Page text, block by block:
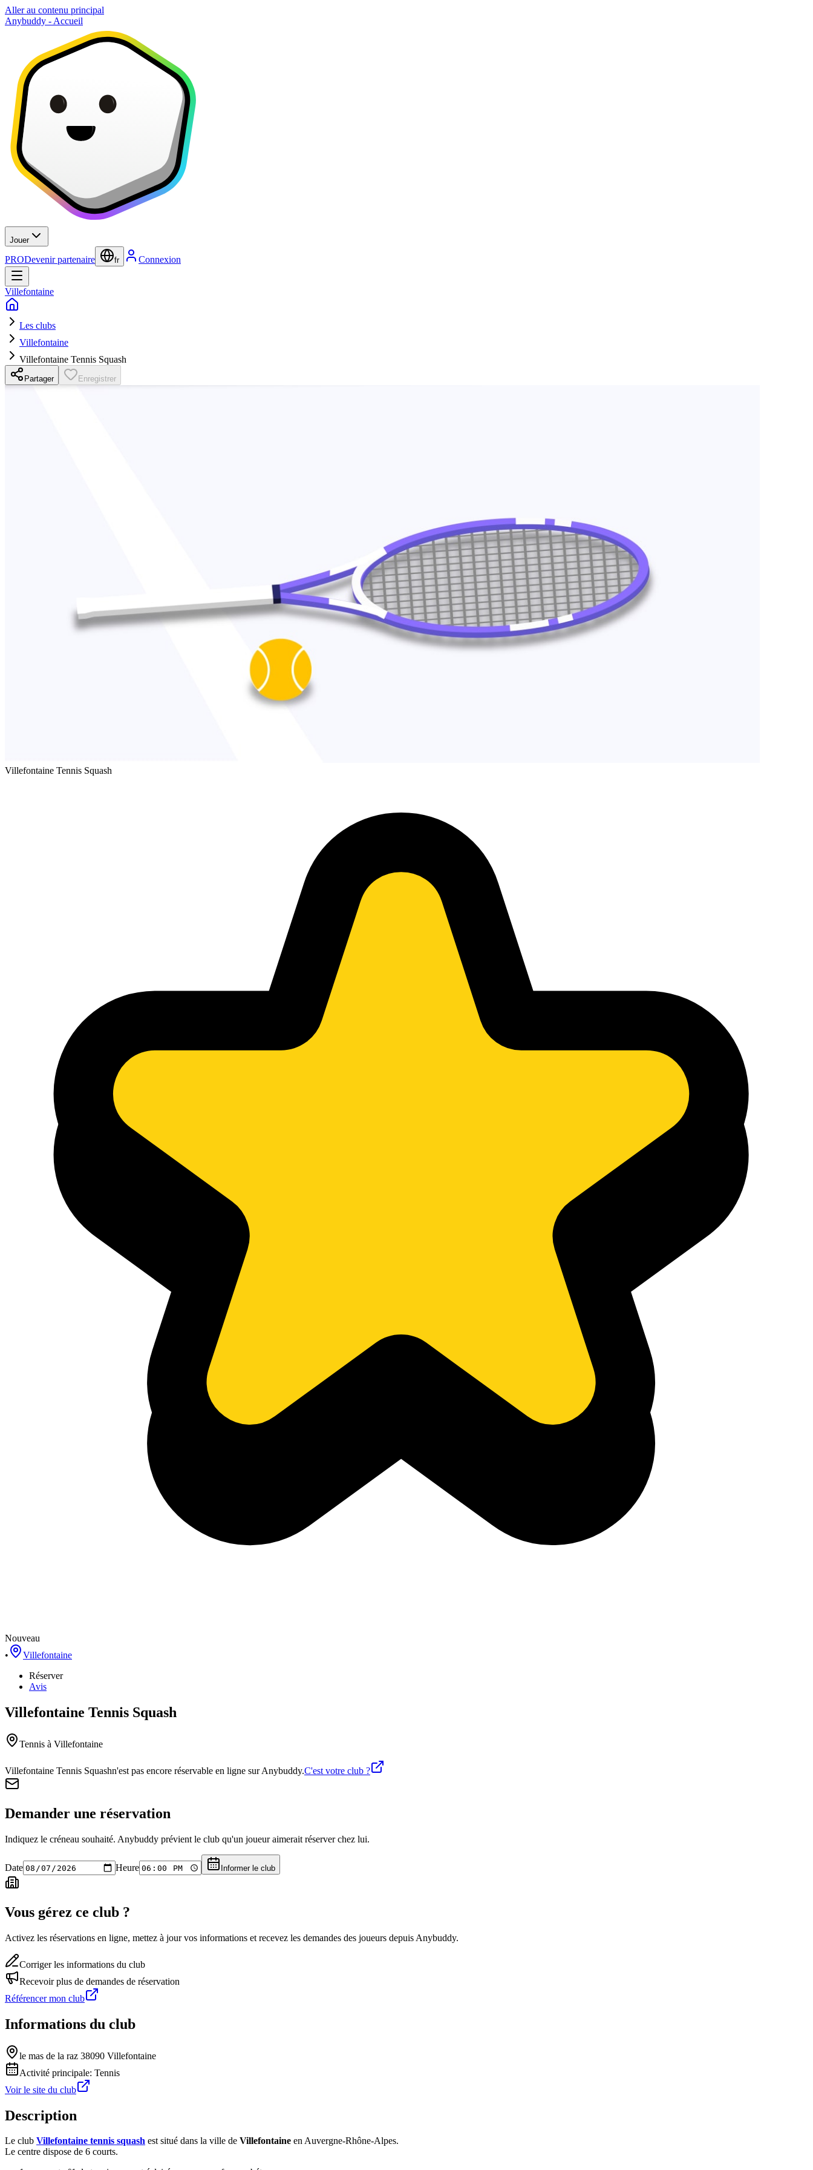
Aller au contenu principal
Anybuddy - Accueil
Jouer
PRODevenir partenaire fr Connexion
Villefontaine
Les clubs
Villefontaine
Villefontaine Tennis Squash
Partager Enregistrer
Villefontaine Tennis Squash
Nouveau
•
Villefontaine
Réserver
Avis
Villefontaine Tennis Squash
Tennis à Villefontaine
Villefontaine Tennis Squashn'est pas encore réservable en ligne sur Anybuddy.C'est votre club ?
Demander une réservation
Indiquez le créneau souhaité. Anybuddy prévient le club qu'un joueur aimerait réserver chez lui.
Date Heure Informer le club
Vous gérez ce club ?
Activez les réservations en ligne, mettez à jour vos informations et recevez les demandes des joueurs depuis Anybuddy.
Corriger les informations du club
Recevoir plus de demandes de réservation
Référencer mon club
Informations du club
le mas de la raz 38090 Villefontaine
Activité principale: Tennis
Voir le site du club
Description
Le club Villefontaine tennis squash est situé dans la ville de Villefontaine en Auvergne-Rhône-Alpes.
Le centre dispose de 6 courts.